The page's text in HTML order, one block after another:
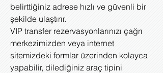
belirttiğiniz adrese hızlı ve güvenli bir
şekilde ulaştırır.
VIP transfer rezervasyonlarınızı çağrı
merkezimizden veya internet
sitemizdeki formlar üzerinden kolayca
yapabilir, dilediğiniz araç tipini